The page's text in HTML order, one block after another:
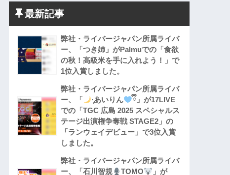
最新記事
弊社・ライバージャパン所属ライバ
ー、「つき姉」がPalmuでの「食欲
の秋！高級米を手に入れよう！」で
1位入賞しました。
弊社・ライバージャパン所属ライバ
ー、「
·̩͙あいりん
ྀི」が17LIVE
での「TGC 広島 2025 スペシャルス
テージ出演権争奪戦 STAGE2」の
「ランウェイデビュー」で3位入賞
しました。
弊社・ライバージャパン所属ライバ
ー、「石川智規
TOMO
」が